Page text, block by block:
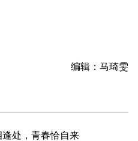
编辑：马琦雯
逢处，青春恰自来